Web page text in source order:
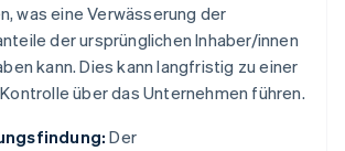
was eine Verwässerung der
der ursprünglichen Inhaber/innen
kann. Dies kann langfristig zu einer
über das Unternehmen führen.
Der